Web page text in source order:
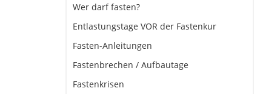
Wer darf fasten?
Entlastungstage VOR der Fastenkur
Fasten-Anleitungen
Fastenbrechen / Aufbautage
Fastenkrisen